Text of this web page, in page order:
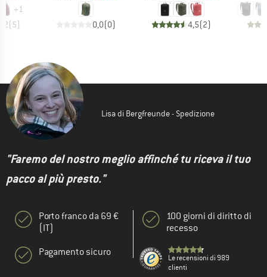
+1
(5) 0,0(0) 4,5(2)
Lisa di Bergfreunde - Spedizione
"Faremo del nostro meglio affinché tu riceva il tuo
pacco al più presto."
Porto franco da 69 €
(IT)
Pagamento sicuro
100 giorni di diritto di
recesso
Le recensioni di 989
clienti